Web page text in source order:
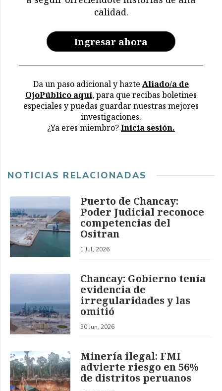
en los archivos de la CVR
calidad.
Ingresar ahora
Da un paso adicional y hazte Aliado/a de
OjoPúblico aquí, para que recibas boletines
especiales y puedas guardar nuestras mejores
investigaciones.
¿Ya eres miembro?Inicia sesión.
NOTICIAS RELACIONADAS
Puerto de Chancay:
Poder Judicial reconoce
competencias del
Ositran
1 Jul, 2026
Chancay: Gobierno tenía
evidencia de
irregularidades y las
omitió
30 Jun, 2026
Minería ilegal: FMI
advierte riesgo en 56%
de distritos peruanos